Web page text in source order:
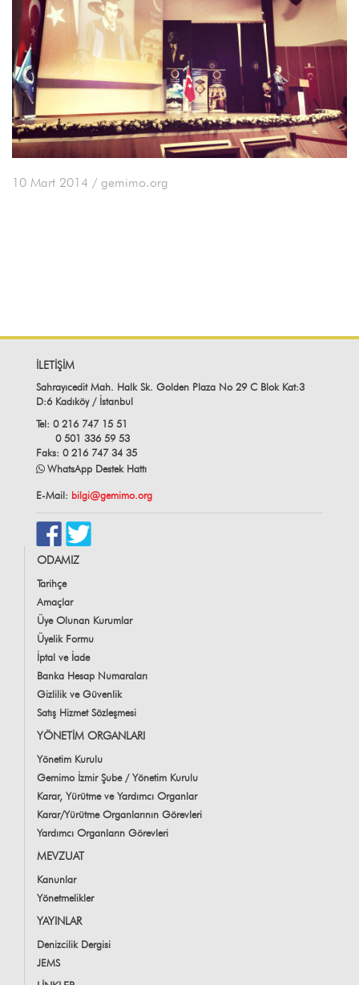
10 Mart 2014 / gemimo.org
İLETİŞİM
Sahrayıcedit Mah. Halk Sk. Golden Plaza No 29 C Blok Kat:3
D:6 Kadıköy / İstanbul
Tel: 0 216 747 15 51
0 501 336 59 53
Faks: 0 216 747 34 35
WhatsApp Destek Hattı
E-Mail: bilgi@gemimo.org
ODAMIZ
Tarihçe
Amaçlar
Üye Olunan Kurumlar
Üyelik Formu
İptal ve İade
Banka Hesap Numaraları
Gizlilik ve Güvenlik
Satış Hizmet Sözleşmesi
YÖNETİM ORGANLARI
Yönetim Kurulu
Gemimo İzmir Şube / Yönetim Kurulu
Karar, Yürütme ve Yardımcı Organlar
Karar/Yürütme Organlarının Görevleri
Yardımcı Organların Görevleri
MEVZUAT
Kanunlar
Yönetmelikler
YAYINLAR
Denizcilik Dergisi
JEMS